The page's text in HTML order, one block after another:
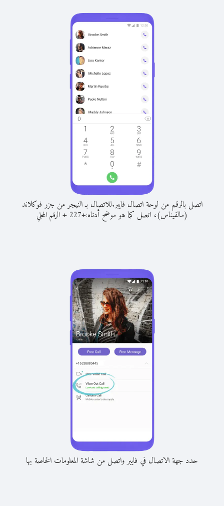
اتصل بالرقم من لوحة اتصال فايبر.للاتصال بـ النيجر من جزر فوكلاند
(مالفيناس)، اتصل كما هو موضح أدناه:+
227
+الرقم المحلي
حدد جهة الاتصال في فايبر واتصل من شاشة المعلومات الخاصة بها